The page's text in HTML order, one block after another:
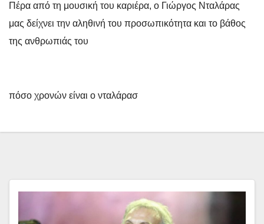
Πέρα από τη μουσική του καριέρα, ο Γιώργος Νταλάρας
μας δείχνει την αληθινή του προσωπικότητα και το βάθος
της ανθρωπιάς του
πόσο χρονών είναι ο νταλάρασ